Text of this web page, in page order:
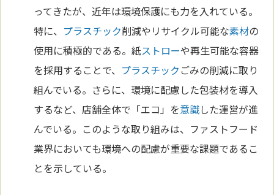
ってきたが、近年は環境保護にも力を入れている。
特に、 プラスチック削減やリサイクル可能な素材の
使用に積極的である。紙ストローや再生可能な容器
を採用することで、 プラスチック ごみの削減に取り
組んでいる。さらに、環境に配慮した包装材を導入
するなど、店舗全体で「エコ」を意識した運営が進
んでいる。このような取り組みは、ファストフード
業界においても環境への配慮が重要な課題であるこ
とを示している。